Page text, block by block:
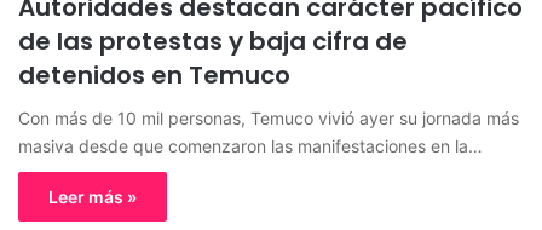
Autoridades destacan carácter pacífico
de las protestas y baja cifra de
detenidos en Temuco
Con más de 10 mil personas, Temuco vivió ayer su jornada más
masiva desde que comenzaron las manifestaciones en la…
Leer más »